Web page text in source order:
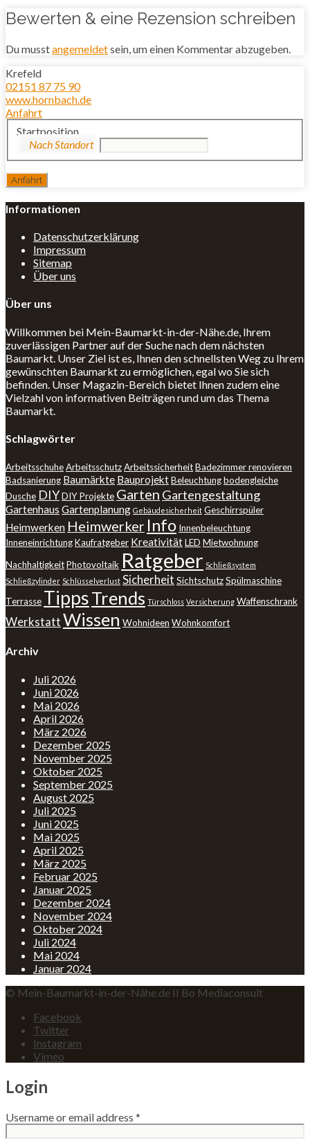
Bewerten & eine Rezension schreiben
Du musstangemeldetsein, um einen Kommentar abzugeben.
Krefeld
02151 87 75 90
www.hornbach.de
Anfahrt
Startposition
Informationen
Datenschutzerklärung
Impressum
Sitemap
Über uns
Über uns
Willkommen bei Mein-Baumarkt-in-der-Nähe.de, Ihrem
zuverlässigen Partner auf der Suche nach dem nächsten
Baumarkt. Unser Ziel ist es, Ihnen den schnellsten Weg zu Ihrem
gewünschten Baumarkt zu ermöglichen, egal wo Sie sich
befinden. Unser Magazin-Bereich bietet Ihnen zudem eine
Vielzahl von informativen Beiträgen rund um das Thema
Baumarkt.
Schlagwörter
ArbeitsschuheArbeitsschutzArbeitssicherheitBadezimmer renovieren
Badsanierung Baumärkte BauprojektBeleuchtungbodengleiche
Dusche DIYDIY Projekte Garten Gartengestaltung
Gartenhaus Gartenplanung Gebäudesicherheit Geschirrspüler
Heimwerken Heimwerker Info Innenbeleuchtung
InneneinrichtungKaufratgeber KreativitätLED Mietwohnung
NachhaltigkeitPhotovoltaik Ratgeber Schließsystem
Schließzylinder Schlüsselverlust Sicherheit SichtschutzSpülmaschine
Terrasse TippsTrends Türschloss Versicherung Waffenschrank
WerkstattWissen Wohnideen Wohnkomfort
Archiv
Juli 2026
Juni 2026
Mai 2026
April 2026
März 2026
Dezember 2025
November 2025
Oktober 2025
September 2025
August 2025
Juli 2025
Juni 2025
Mai 2025
April 2025
März 2025
Februar 2025
Januar 2025
Dezember 2024
November 2024
Oktober 2024
Juli 2024
Mai 2024
Januar 2024
© Mein-Baumarkt-in-der-Nähe.de II Bo Mediaconsult
Facebook
Twitter
Instagram
Vimeo
Login
Username or email address *